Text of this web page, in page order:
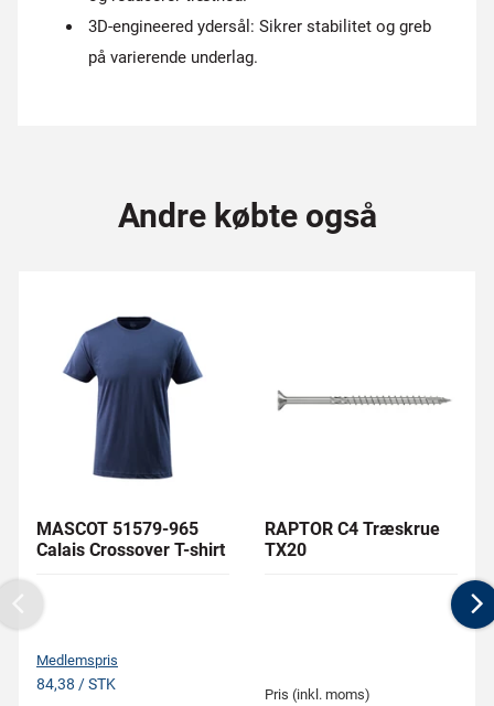
3D-engineered ydersål: Sikrer stabilitet og greb
på varierende underlag.
Andre købte også
MASCOT 51579-965
Calais Crossover T-shirt
Medlemspris
84,38 / STK
RAPTOR C4 Træskrue
TX20
Pris (inkl. moms)
Previous